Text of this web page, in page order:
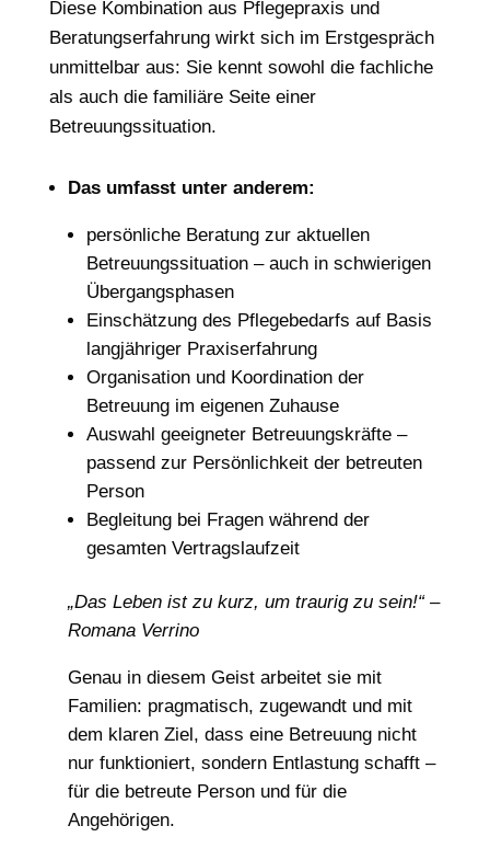
Diese Kombination aus Pflegepraxis und
Beratungserfahrung wirkt sich im Erstgespräch
unmittelbar aus: Sie kennt sowohl die fachliche
als auch die familiäre Seite einer
Betreuungssituation.
Das umfasst unter anderem:
persönliche Beratung zur aktuellen
Betreuungssituation – auch in schwierigen
Übergangsphasen
Einschätzung des Pflegebedarfs auf Basis
langjähriger Praxiserfahrung
Organisation und Koordination der
Betreuung im eigenen Zuhause
Auswahl geeigneter Betreuungskräfte –
passend zur Persönlichkeit der betreuten
Person
Begleitung bei Fragen während der
gesamten Vertragslaufzeit
„Das Leben ist zu kurz, um traurig zu sein!“ –
Romana Verrino
Genau in diesem Geist arbeitet sie mit
Familien: pragmatisch, zugewandt und mit
dem klaren Ziel, dass eine Betreuung nicht
nur funktioniert, sondern Entlastung schafft –
für die betreute Person und für die
Angehörigen.